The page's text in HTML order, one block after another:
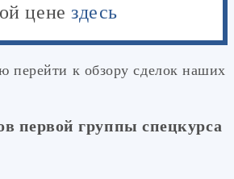
ценездесь
перейти к обзору сделок наших
первой группы спецкурса